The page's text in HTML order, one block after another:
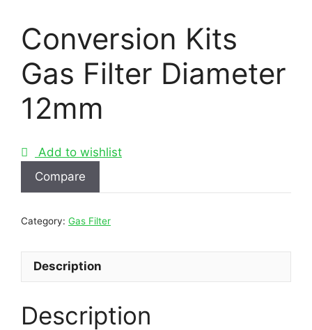
Conversion Kits
Gas Filter Diameter
12mm
Add to wishlist
Compare
Category: Gas Filter
Description
Description